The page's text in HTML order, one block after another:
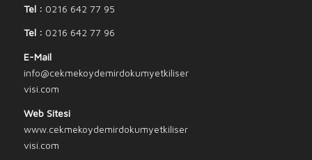
Tel : 0216 642 77 95
Tel : 0216 642 77 96
E-Mail
info@cekmekoydemirdokumyetkiliser
visi.com
Web Sitesi
www.cekmekoydemirdokumyetkiliser
visi.com